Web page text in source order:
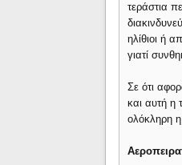
τεράστια
ηλίθιοι ή
γιατί
Σε ότι
και αυτή η
ολόκληρη